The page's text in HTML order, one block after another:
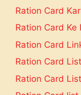
Ration Card
Ration Card Ke
Ration Card
Ration Card List
Ration Card